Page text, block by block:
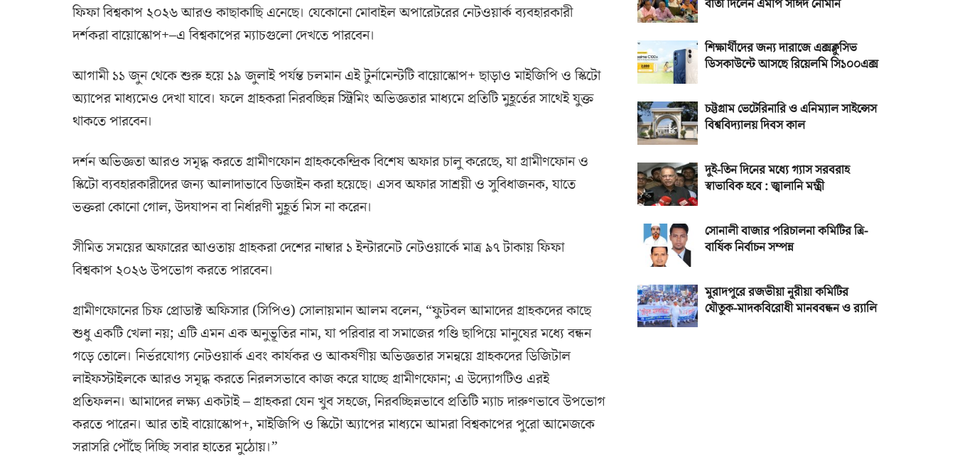
ফিফা বিশ্বকাপ ২০২৬ আরও কাছাকাছি এনেছে। যেকোনো মোবাইল অপারেটরের নেটওয়ার্ক ব্যবহারকারী
দর্শকরা বায়োস্কোপ+–এ বিশ্বকাপের ম্যাচগুলো দেখতে পারবেন।
আগামী ১১ জুন থেকে শুরু হয়ে ১৯ জুলাই পর্যন্ত চলমান এই টুর্নামেন্টটি বায়োস্কোপ+ ছাড়াও মাইজিপি ও স্কিটো
অ্যাপের মাধ্যমেও দেখা যাবে। ফলে গ্রাহকরা নিরবচ্ছিন্ন স্ট্রিমিং অভিজ্ঞতার মাধ্যমে প্রতিটি মুহূর্তের সাথেই যুক্ত
থাকতে পারবেন।
দর্শন অভিজ্ঞতা আরও সমৃদ্ধ করতে গ্রামীণফোন গ্রাহককেন্দ্রিক বিশেষ অফার চালু করেছে, যা গ্রামীণফোন ও
স্কিটো ব্যবহারকারীদের জন্য আলাদাভাবে ডিজাইন করা হয়েছে। এসব অফার সাশ্রয়ী ও সুবিধাজনক, যাতে
ভক্তরা কোনো গোল, উদযাপন বা নির্ধারণী মুহূর্ত মিস না করেন।
সীমিত সময়ের অফারের আওতায় গ্রাহকরা দেশের নাম্বার ১ ইন্টারনেট নেটওয়ার্কে মাত্র ৯৭ টাকায় ফিফা
বিশ্বকাপ ২০২৬ উপভোগ করতে পারবেন।
গ্রামীণফোনের চিফ প্রোডাক্ট অফিসার (সিপিও) সোলায়মান আলম বলেন, “ফুটবল আমাদের গ্রাহকদের কাছে
শুধু একটি খেলা নয়; এটি এমন এক অনুভূতির নাম, যা পরিবার বা সমাজের গণ্ডি ছাপিয়ে মানুষের মধ্যে বন্ধন
গড়ে তোলে। নির্ভরযোগ্য নেটওয়ার্ক এবং কার্যকর ও আকর্ষণীয় অভিজ্ঞতার সমন্বয়ে গ্রাহকদের ডিজিটাল
লাইফস্টাইলকে আরও সমৃদ্ধ করতে নিরলসভাবে কাজ করে যাচ্ছে গ্রামীণফোন; এ উদ্যোগটিও এরই
প্রতিফলন। আমাদের লক্ষ্য একটাই – গ্রাহকরা যেন খুব সহজে, নিরবচ্ছিন্নভাবে প্রতিটি ম্যাচ দারুণভাবে উপভোগ
করতে পারেন। আর তাই বায়োস্কোপ+, মাইজিপি ও স্কিটো অ্যাপের মাধ্যমে আমরা বিশ্বকাপের পুরো আমেজকে
সরাসরি পৌঁছে দিচ্ছি সবার হাতের মুঠোয়।”
বার্তা দিলেন এমপি সাঈদ নোমান
শিক্ষার্থীদের জন্য দারাজে এক্সক্লুসিভ
ডিসকাউন্টে আসছে রিয়েলমি সি১০০এক্স
চট্টগ্রাম ভেটেরিনারি ও এনিম্যাল সাইন্সেস
বিশ্ববিদ্যালয় দিবস কাল
দুই-তিন দিনের মধ্যে গ্যাস সরবরাহ
স্বাভাবিক হবে : জ্বালানি মন্ত্রী
সোনালী বাজার পরিচালনা কমিটির ত্রি-
বার্ষিক নির্বাচন সম্পন্ন
মুরাদপুরে রজভীয়া নূরীয়া কমিটির
যৌতুক-মাদকবিরোধী মানববন্ধন ও র‌্যালি